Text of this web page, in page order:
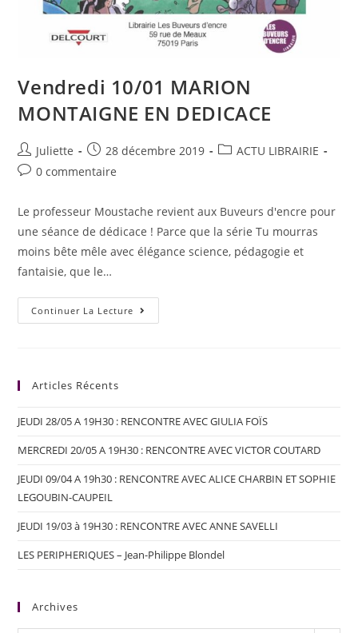
Vendredi 10/01 MARION
MONTAIGNE EN DEDICACE
Juliette 28 décembre 2019
ACTU LIBRAIRIE
0 commentaire
Le professeur Moustache revient aux Buveurs d'encre pour
une séance de dédicace ! Parce que la série Tu mourras
moins bête mêle avec élégance science, pédagogie et
fantaisie, que le…
Continuer La Lecture
Articles Récents
JEUDI 28/05 A 19H30 : RENCONTRE AVEC GIULIA FOÏS
MERCREDI 20/05 A 19H30 : RENCONTRE AVEC VICTOR COUTARD
JEUDI 09/04 A 19h30 : RENCONTRE AVEC ALICE CHARBIN ET SOPHIE
LEGOUBIN-CAUPEIL
JEUDI 19/03 à 19H30 : RENCONTRE AVEC ANNE SAVELLI
LES PERIPHERIQUES – Jean-Philippe Blondel
Archives